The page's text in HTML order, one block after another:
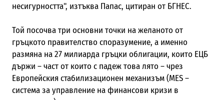
несигурността", изтъква Папас, цитиран от БГНЕС.
Той посочва три основни точки на желаното от
гръцкото правителство споразумение, а именно
размяна на 27 милиарда гръцки облигации, които ЕЦБ
държи – част от които с падеж това лято – чрез
Европейския стабилизационен механизъм (MES –
система за управление на финансови кризи в